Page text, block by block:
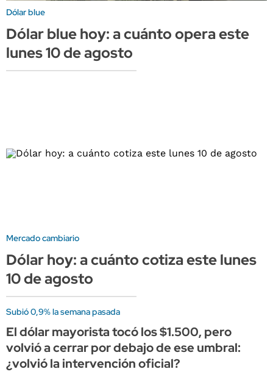
Dólar blue
Dólar blue hoy: a cuánto opera este
lunes 10 de agosto
Mercado cambiario
Dólar hoy: a cuánto cotiza este lunes
10 de agosto
Subió 0,9% la semana pasada
El dólar mayorista tocó los $1.500, pero
volvió a cerrar por debajo de ese umbral:
¿volvió la intervención oficial?